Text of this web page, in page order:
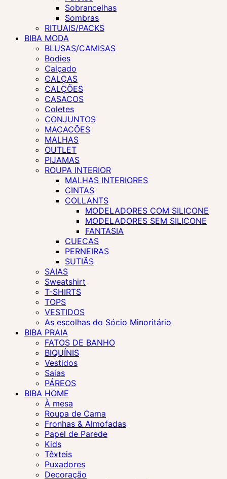
Sobrancelhas
Sombras
RITUAIS/PACKS
BIBA MODA
BLUSAS/CAMISAS
Bodies
Calçado
CALÇAS
CALÇÕES
CASACOS
Coletes
CONJUNTOS
MACACÕES
MALHAS
OUTLET
PIJAMAS
ROUPA INTERIOR
MALHAS INTERIORES
CINTAS
COLLANTS
MODELADORES COM SILICONE
MODELADORES SEM SILICONE
FANTASIA
CUECAS
PERNEIRAS
SUTIÃS
SAIAS
Sweatshirt
T-SHIRTS
TOPS
VESTIDOS
As escolhas do Sócio Minoritário
BIBA PRAIA
FATOS DE BANHO
BIQUÍNIS
Vestidos
Saias
PÁREOS
BIBA HOME
À mesa
Roupa de Cama
Fronhas & Almofadas
Papel de Parede
Kids
Têxteis
Puxadores
Decoração